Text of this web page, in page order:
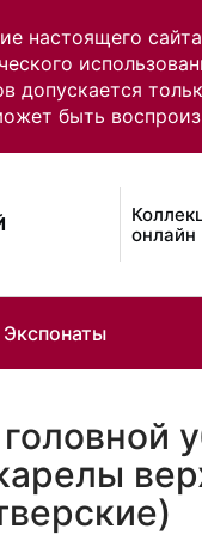
настоящего
допускается
быть
онлайн
Экспонаты